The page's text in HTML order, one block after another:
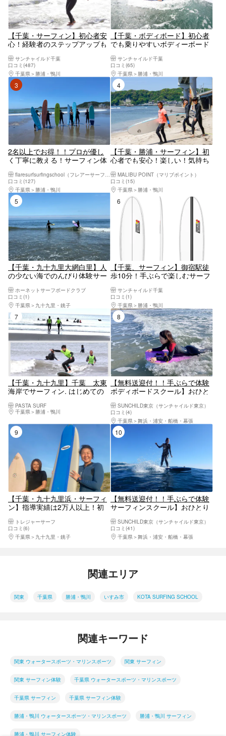
【千葉・サーフィン】初心者安
心！経験者のステップアップも
熟年、おひとり様におすすめ！
／御宿駅近徒歩10分
サンチャイルド千葉
口コミ(487)
千葉県
勝浦・鴨川
【千葉・ボディボード】初心者
でも乗りやすいボディーボード
もお手伝い！カップル、お子
様、熟年、おひとり様におすす
め！／御宿駅近徒歩10分
サンチャイルド千葉
口コミ(65)
千葉県
勝浦・鴨川
2名以上でお得！！プロが優し
く丁寧に教える！サーフィン体
ーフィン体験】
口コミ(127)
千葉県
勝浦・鴨川
【千葉・勝浦・サーフィン】初
心者でも安心！楽しい！気持ち
MALIBUで！！
MALIBU POINT（マリブポイント）
口コミ(15)
千葉県
勝浦・鴨川
【千葉・九十九里大網白里】人
の少ない海でのんびり体験サー
迎！ホーネットサーフボードクラブ
口コミ(1)
千葉県
九十九里・銚子
6位
【千葉、サーフィン】御宿駅徒
歩10分！手ぶらで楽しむサーフ
サンチャイルド千葉
口コミ(1)
千葉県
勝浦・鴨川
7位
【千葉・九十九里】千葉 太東
海岸でサーフィン. はじめての
)20歳～シニア迄
PASTA SURF
千葉県
勝浦・鴨川
8位
【無料送迎付！！手ぶらで体験
ボディボードスクール】おひと
京から好アクセスJR市川↔︎海ま
で送迎
SUNCHILD東京（サンチャイルド東京）
口コミ(4)
千葉県
舞浜・浦安・船橋・幕張
【千葉・九十九里浜・サーフィ
ン】指導実績は2万人以上！初
トレジャーサーフ
口コミ(6)
千葉県
九十九里・銚子
【無料送迎付！！手ぶらで体験
サーフィンスクール】おひとり
から好アクセスJR市川↔︎海まで
送迎
SUNCHILD東京（サンチャイルド東京）
口コミ(41)
千葉県
舞浜・浦安・船橋・幕張
関連エリア
関東 千葉県 勝浦・鴨川 いすみ市 KOTA SURFING SCHOOL
関連キーワード
関東 ウォータースポーツ・マリンスポーツ 関東 サーフィン
関東 サーフィン体験 千葉県 ウォータースポーツ・マリンスポーツ
千葉県 サーフィン 千葉県 サーフィン体験
勝浦・鴨川 ウォータースポーツ・マリンスポーツ 勝浦・鴨川 サーフィン
勝浦・鴨川 サーフィン体験